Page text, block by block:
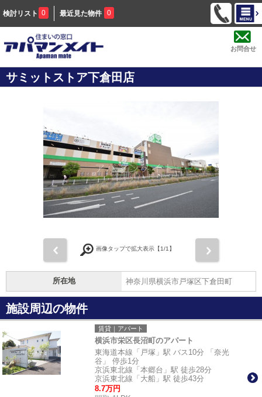
検討リスト 0 最近見た物件 0
お問合せ
サミットストア下倉田店
画像タップで拡大表示【1/1】
所在地 神奈川県横浜市戸塚区下倉田町
施設周辺の物件
賃貸｜アパート
横浜市栄区長沼町のアパート
東海道本線「戸塚」駅 バス10分 「奈光
谷」 停歩1分
京浜東北線「本郷台」駅 徒歩28分
京浜東北線「大船」駅 徒歩43分
8.7万円